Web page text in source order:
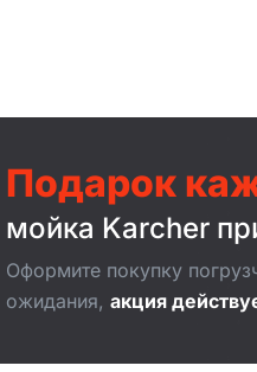
Подарок
мойка Karcher
Оформите покупку
ожидания, акция